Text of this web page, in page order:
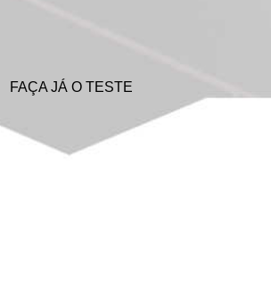
FAÇA JÁ O TESTE